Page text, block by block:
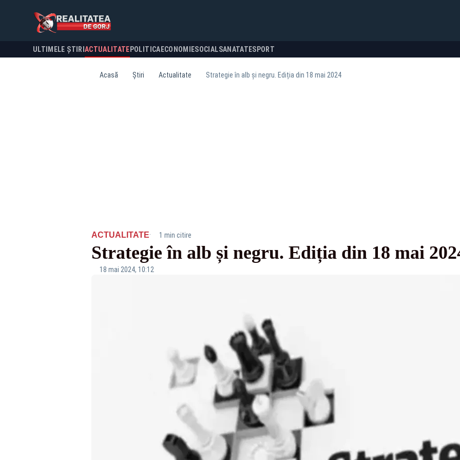
ULTIMELE ȘTIRI ACTUALITATE POLITICA ECONOMIESOCIALSANATATESPORT
Acasă Știri Actualitate Strategie în alb și negru. Ediția din 18 mai 2024
ACTUALITATE· 1 min citire
Strategie în alb și negru. Ediția din 18 mai
18 mai 2024, 10:12